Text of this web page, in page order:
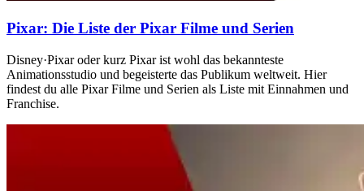
Pixar: Die Liste der Pixar Filme und Serien
Disney·Pixar oder kurz Pixar ist wohl das bekannteste
Animationsstudio und begeisterte das Publikum weltweit. Hier
findest du alle Pixar Filme und Serien als Liste mit Einnahmen und
Franchise.